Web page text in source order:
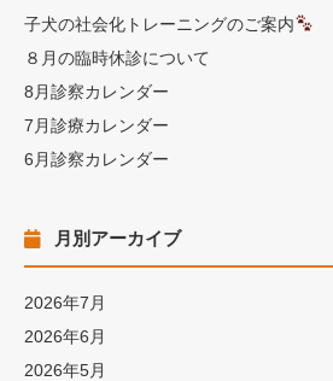
子犬の社会化トレーニングのご案内
８月の臨時休診について
8月診察カレンダー
7月診療カレンダー
6月診察カレンダー
月別アーカイブ
2026年7月
2026年6月
2026年5月